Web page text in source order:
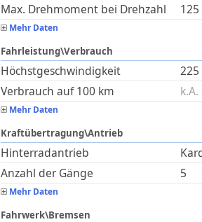
Max. Drehmoment bei Drehzahl
125
Mehr Daten
Fahrleistung\Verbrauch
Höchstgeschwindigkeit 225
Verbrauch auf 100 km
k.A.
Mehr Daten
Kraftübertragung\Antrieb
Hinterradantrieb
Anzahl der Gänge
5
Mehr Daten
Fahrwerk\Bremsen